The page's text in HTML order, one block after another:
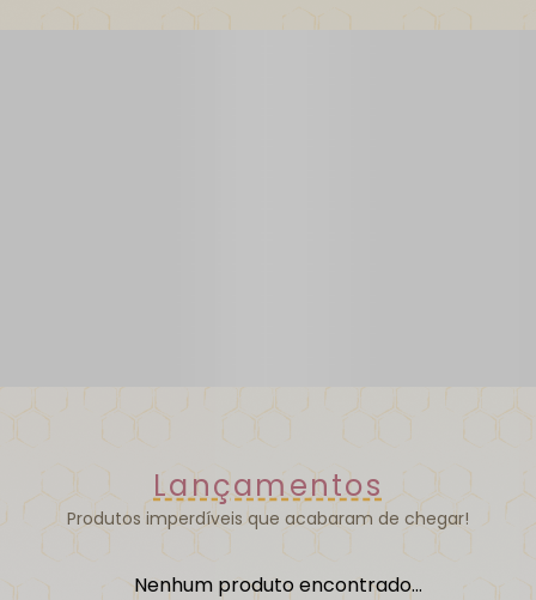
Lançamentos
Produtos imperdíveis que acabaram de chegar!
Nenhum produto encontrado...